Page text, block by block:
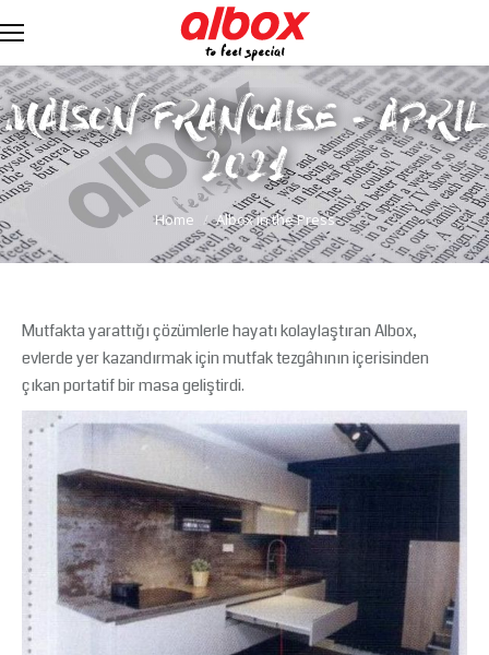
MAISON FRANCAISE - APRIL
2021
You are here: Home Albox in the Press
Mutfakta yarattığı çözümlerle hayatı kolaylaştıran Albox,
evlerde yer kazandırmak için mutfak tezgâhının içerisinden
çıkan portatif bir masa geliştirdi.